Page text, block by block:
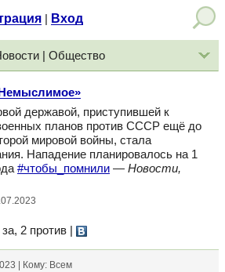
Вход
| Общество
державой, приступившей к
планов против СССР ещё до
мировой войны, стала
Нападение планировалось на 1
#чтобы_помнили — Новости,
2 против
| Кому: Всем